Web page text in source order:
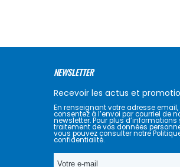
NEWSLETTER
Recevoir les actus et
En renseignant votre adresse email,
consentez à l’envoi par courriel de
newsletter. Pour plus d’informations
traitement de vos données
vous pouvez consulter notre
confidentialité.